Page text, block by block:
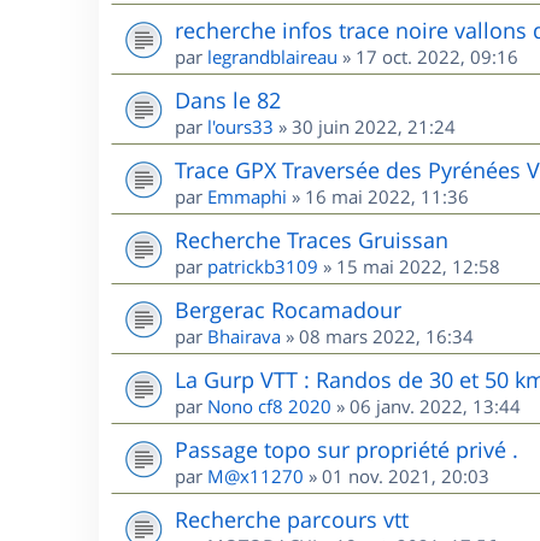
recherche infos trace noire vallons
par legrandblaireau » 17 oct. 2022, 09:16
Dans le 82
par l'ours33 » 30 juin 2022, 21:24
Trace GPX Traversée des Pyrénées
par Emmaphi » 16 mai 2022, 11:36
Recherche Traces Gruissan
par patrickb3109 » 15 mai 2022, 12:58
Bergerac Rocamadour
par Bhairava » 08 mars 2022, 16:34
La Gurp VTT : Randos de 30 et 50
par Nono cf8 2020 » 06 janv. 2022, 13:44
Passage topo sur propriété privé .
par M@x11270 » 01 nov. 2021, 20:03
Recherche parcours vtt